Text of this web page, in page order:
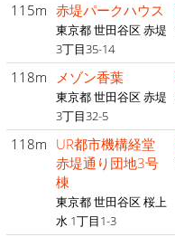
115m 赤堤パークハウス
東京都 世田谷区 赤堤
3丁目35-14
118m メゾン香葉
東京都 世田谷区 赤堤
3丁目32-5
118m UR都市機構経堂
赤堤通り団地3号
棟
東京都 世田谷区 桜上
水 1丁目1-3